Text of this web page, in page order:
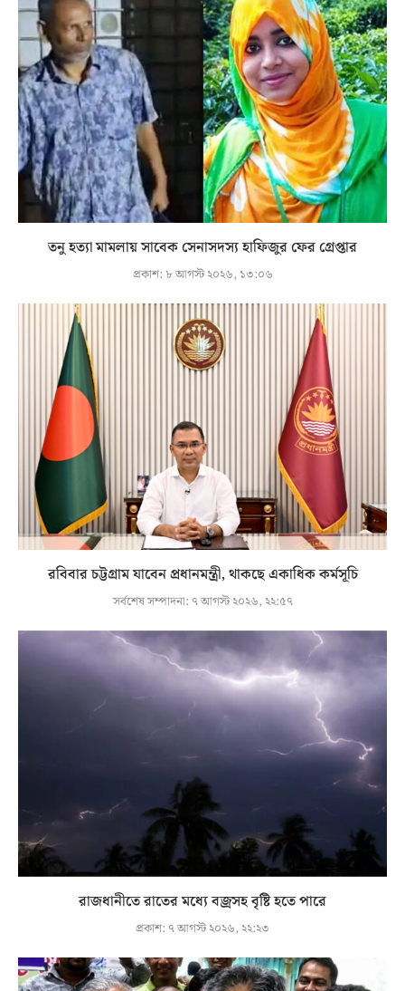
তনু হত্যা মামলায় সাবেক সেনাসদস্য হাফিজুর ফের গ্রেপ্তার
প্রকাশ: ৮ আগস্ট ২০২৬, ১৩:০৬
রবিবার চট্টগ্রাম যাবেন প্রধানমন্ত্রী, থাকছে একাধিক কর্মসূচি
সর্বশেষ সম্পাদনা: ৭ আগস্ট ২০২৬, ২২:৫৭
রাজধানীতে রাতের মধ্যে বজ্রসহ বৃষ্টি হতে পারে
প্রকাশ: ৭ আগস্ট ২০২৬, ২২:২৩